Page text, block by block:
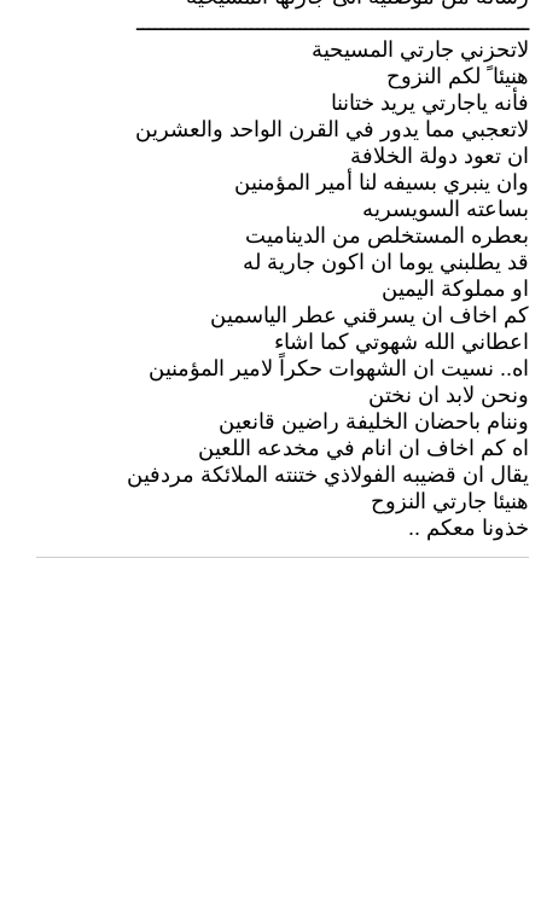
ـــــــــــــــــــــــــــــــــــــــــــــــــــــــــــــــــ
لاتحزني جارتي المسيحية
هنيئا ً لكم النزوح
فأنه ياجارتي يريد ختاننا
لاتعجبي مما يدور في القرن الواحد والعشرين
ان تعود دولة الخلافة
وان ينبري بسيفه لنا أمير المؤمنين
بساعته السويسريه
بعطره المستخلص من الديناميت
قد يطلبني يوما ان اكون جارية له
او مملوكة اليمين
كم اخاف ان يسرقني عطر الياسمين
اعطاني الله شهوتي كما اشاء
اه.. نسيت ان الشهوات حكراً لامير المؤمنين
ونحن لابد ان نختن
وننام باحضان الخليفة راضين قانعين
اه كم اخاف ان انام في مخدعه اللعين
يقال ان قضيبه الفولاذي ختنته الملائكة مردفين
هنيئا جارتي النزوح
خذونا معكم ..